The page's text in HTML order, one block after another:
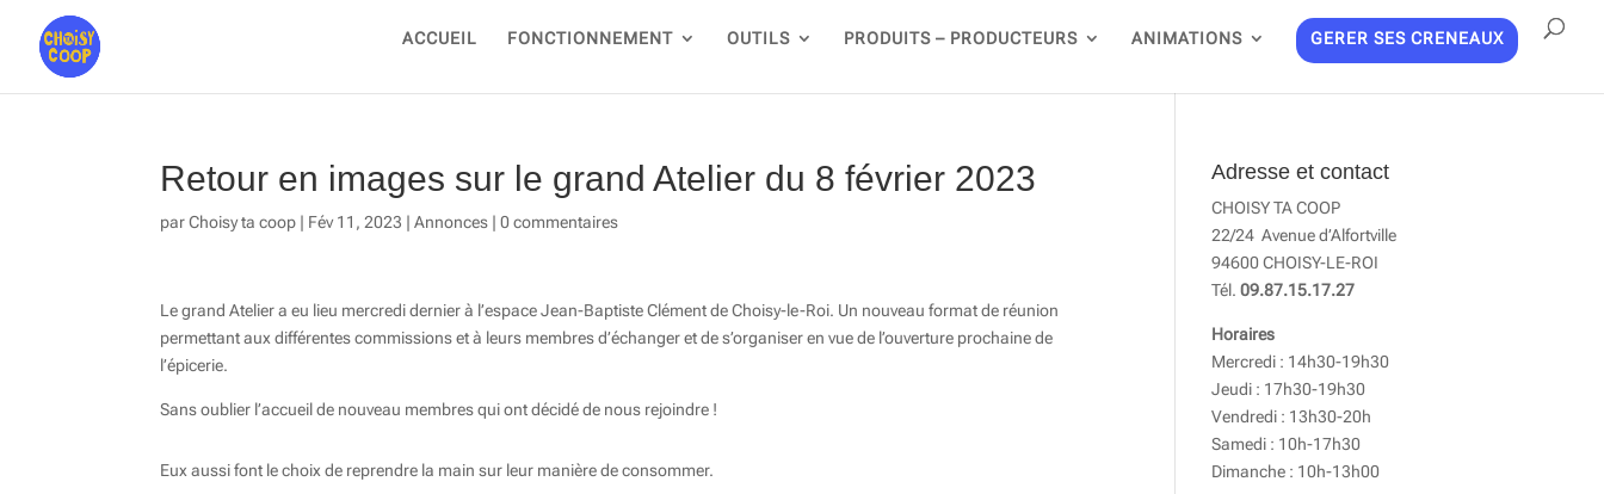
ACCUEIL FONCTIONNEMENT OUTILS PRODUITS – PRODUCTEURS ANIMATIONS GERER SES CRENEAUX
Retour en images sur le grand Atelier du 8 février 2023
parChoisy ta coop | Fév 11, 2023 |Annonces |0 commentaires
Le grand Atelier a eu lieu mercredi dernier à l’espace Jean-Baptiste Clément de Choisy-le-Roi. Un nouveau format de réunion
permettant aux différentes commissions et à leurs membres d’échanger et de s’organiser en vue de l’ouverture prochaine de
l’épicerie.
Sans oublier l’accueil de nouveau membres qui ont décidé de nous rejoindre !
Eux aussi font le choix de reprendre la main sur leur manière de consommer.
Adresse et contact
CHOISY TA COOP
22/24 Avenue d’Alfortville
94600 CHOISY-LE-ROI
Tél.09.87.15.17.27
Horaires
Mercredi : 14h30-19h30
Jeudi : 17h30-19h30
Vendredi : 13h30-20h
Samedi : 10h-17h30
Dimanche : 10h-13h00